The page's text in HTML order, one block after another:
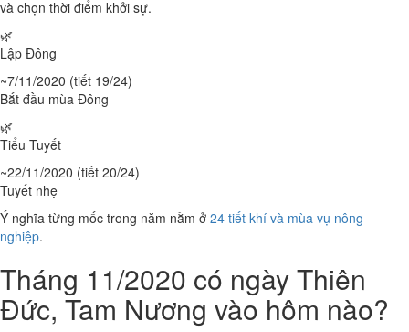
và chọn thời điểm khởi sự.
🌿
Lập Đông
~7/11/2020 (tiết 19/24)
Bắt đầu mùa Đông
🌿
Tiểu Tuyết
~22/11/2020 (tiết 20/24)
Tuyết nhẹ
Ý nghĩa từng mốc trong năm nằm ở 24 tiết khí và mùa vụ nông
nghiệp.
Tháng 11/2020 có ngày Thiên
Đức, Tam Nương vào hôm nào?